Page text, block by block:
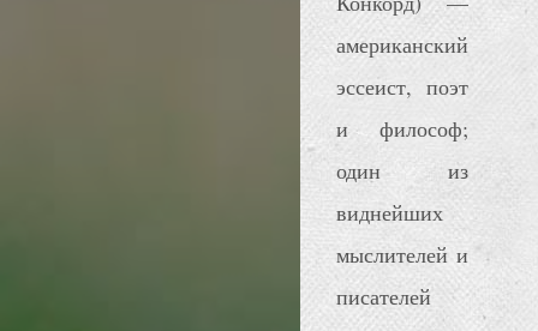
американский
эссеист, поэт
и философ;
один из
виднейших
мыслителей и
писателей